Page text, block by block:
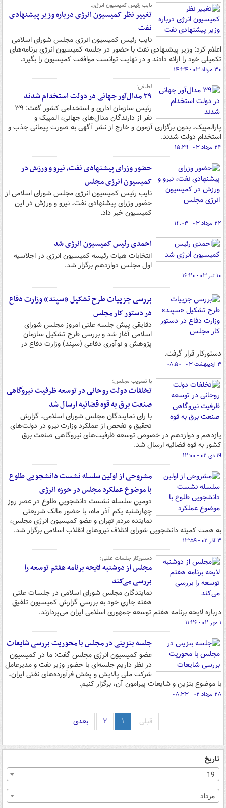
نایب رئیس کمیسیون انرژی:
تغییر نظر کمیسیون انرژی درباره وزیر پیشنهادی
نفت
نایب رئیس کمیسیون انرژی مجلس شورای اسلامی
اعلام کرد: وزیر پیشنهادی نفت با حضور در جلسه کمیسیون انرژی برنامه‌های
تکمیلی خود را ارائه دادند و در نهایت توانست موافقت کمیسیون را بگیرد.
۳۰ مرداد ۰۳ - ۱۴:۳۴
لطیفی:
۳۹ مدال‌آور جهانی در دولت استخدام شدند
رئیس سازمان اداری و استخدامی کشور گفت: ۳۹
نفر از دارندگان مدال‌های جهانی، المپیک و
پارالمپیک، بدون برگزاری آزمون و خارج از نشر آگهی به صورت پیمانی جذب و
استخدام دولت شدند.
۲۴ مرداد ۰۳ - ۱۵:۲۹
حضور وزرای پیشنهادی نفت، نیرو و ورزش در
کمیسیون انرژی مجلس
نایب رئیس کمیسیون انرژی مجلس شورای اسلامی از
حضور وزرای پیشنهادی نفت، نیرو و ورزش در این
کمیسیون خبر داد.
۲۲ مرداد ۰۳ - ۱۴:۰۳
احمدی رئیس کمیسیون انرژی شد
انتخابات هیات رئیسه کمیسیون انرژی در اجلاسیه
اول مجلس دوازدهم برگزار شد.
۱۰ تیر ۰۳ - ۱۶:۲۰
بررسی جزییات طرح تشکیل «سپند» وزارت دفاع
در دستور کار مجلس
دقایقی پیش جلسه علنی امروز مجلس شورای
اسلامی آغاز شد و بررسی طرح تشکیل سازمان
پژوهش و نوآوری دفاعی (سپند) وزارت دفاع در
دستورکار قرار گرفت.
۳ اردیبهشت ۰۳ - ۰۸:۵۰
با تصویب مجلس؛
تخلفات دولت روحانی در توسعه ظرفیت نیروگاهی
صنعت برق به قوه قضائیه ارسال شد
با رای نمایندگان مجلس شورای اسلامی، گزارش
تحقیق و تفحص از عملکرد وزارت نیرو در دولت‌های
یازدهم و دوازدهم در خصوص توسعه ظرفیت‌های نیروگاهی صنعت برق
کشور به قوه قضائیه ارسال شد.
۱۹ دی ۰۲ - ۱۲:۰۰
مشروحی از اولین سلسله نشست دانشجویی طلوع
با موضوع عملکرد مجلس در حوزه انرژی
دومین سلسله نشست دانشجویی طلوع در عصر روز
چهارشنبه یکم آذر ماه، با حضور مالک شریعتی
نماینده مردم تهران و عضو کمیسیون انرژی مجلس،
به همت کمیته دانشجویی شورای ائتلاف نیروهای انقلاب اسلامی برگزار شد.
۳ آذر ۰۲ - ۱۳:۵۹
دستورکار جلسات علنی؛
مجلس از دوشنبه لایحه برنامه هفتم توسعه را
بررسی می‌کند
نمایندگان مجلس شورای اسلامی در جلسات علنی
هفته جاری خود به بررسی گزارش کمیسیون تلفیق
درباره لایحه برنامه هفتم توسعه جمهوری اسلامی ایران می‌پردازند.
۱ مهر ۰۲ - ۱۱:۲۶
جلسه بنزینی در مجلس با محوریت بررسی شایعات
عضو کمیسیون انرژی مجلس گفت‌: ما در کمیسیون
در نظر داریم جلسه‌ای با حضور وزیر نفت و مدیرعامل
شرکت ملی پالایش و پخش فرآورده‌های نفتی ایران‌،
با موضوع بنزین و شایعات پیرامون آن‌، برگزار کنیم.
۲۸ مرداد ۰۲ - ۰۸:۳۳
قبلی ۱ ۲ بعدی
تاریخ
19
مرداد